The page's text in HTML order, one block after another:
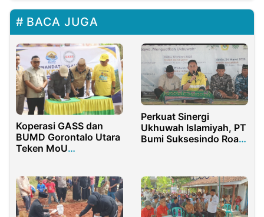
BACA JUGA
Koperasi GASS dan
BUMD Gorontalo Utara
Teken MoU
Perkuat Sinergi
Ukhuwah Islamiyah, PT
Bumi Suksesindo Road